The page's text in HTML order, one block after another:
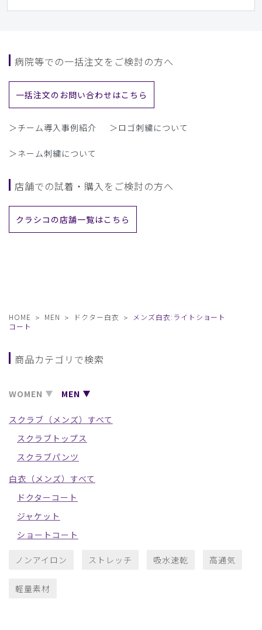
病院等での一括注文をご検討の方へ
一括注文のお問い合わせはこちら
＞チーム導入事例紹介 ＞ロゴ刺繍について
＞ネーム刺繍について
店舗での試着・購入をご検討の方へ
クラシコの店舗一覧はこちら
HOME MEN ドクター白衣
メンズ白衣:ライトショート
コート
商品カテゴリで検索
WOMEN MEN
スクラブ（メンズ）すべて
スクラブトップス
スクラブパンツ
白衣（メンズ）すべて
ドクターコート
ジャケット
ショートコート
ノンアイロン ストレッチ 吸水速乾 高通気
軽量素材